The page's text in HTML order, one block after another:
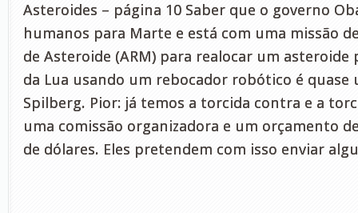
Asteroides – página 10 Saber que o governo
humanos para Marte e está com uma missão
de Asteroide (ARM) para realocar um asteroide
da Lua usando um rebocador robótico é quase
Spilberg. Pior: já temos a torcida contra e a
uma comissão organizadora e um orçamento
de dólares. Eles pretendem com isso enviar